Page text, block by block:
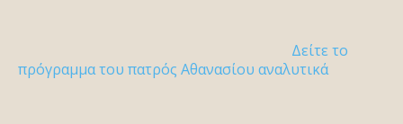
Δείτε το
πρόγραμμα του πατρός Αθανασίου αναλυτικά